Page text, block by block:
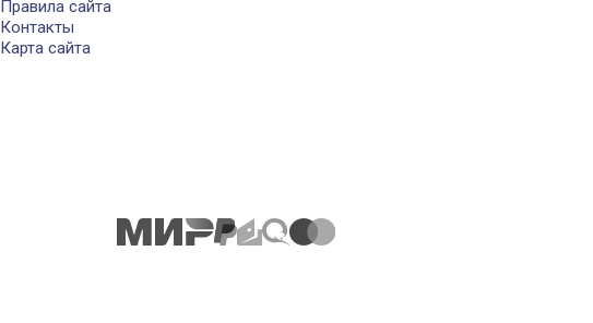
Правила сайта
Контакты
Карта сайта